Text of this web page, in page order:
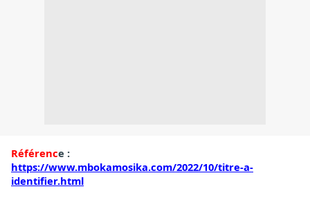
Référence :
https://www.mbokamosika.com/2022/10/titre-a-
identifier.html